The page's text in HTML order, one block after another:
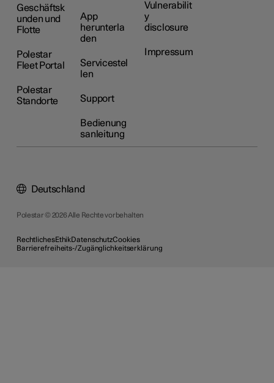
Geschäftsk
unden und
Flotte
Polestar
Fleet Portal
Polestar
Standorte
App
herunterla
den
Servicestel
len
Support
Bedienung
sanleitung
Vulnerabilit
y
disclosure
Impressum
Polestar © 2026 Alle Rechte vorbehalten
RechtlichesEthikDatenschutzCookies
Barrierefreiheits-/Zugänglichkeitserklärung
Deutschland